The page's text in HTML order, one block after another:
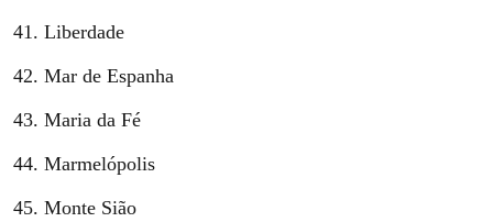
Liberdade
Mar de Espanha
Maria da Fé
Marmelópolis
Monte Sião